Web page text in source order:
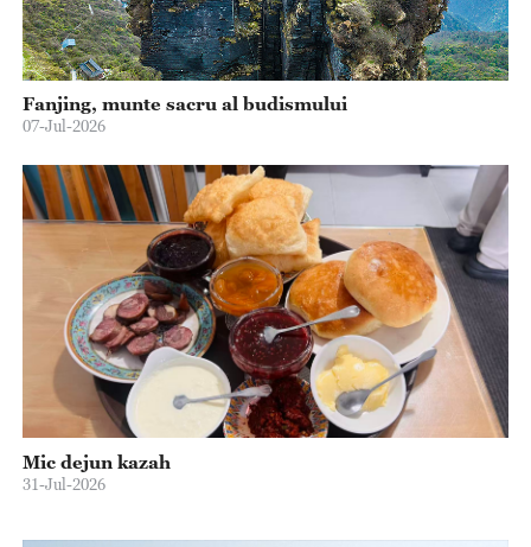
Fanjing, munte sacru al budismului
07-Jul-2026
Mic dejun kazah
31-Jul-2026